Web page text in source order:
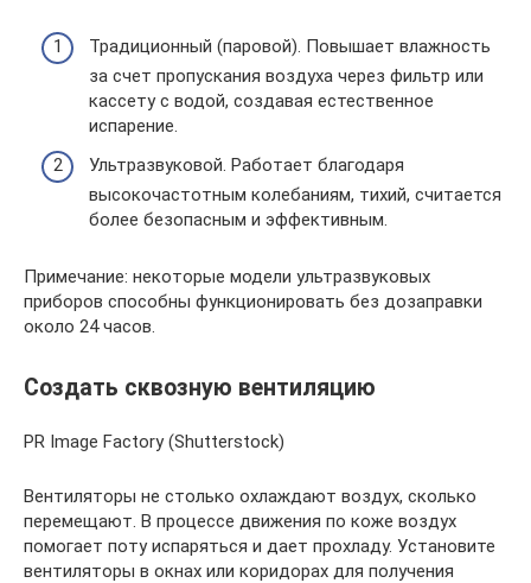
Традиционный (паровой). Повышает влажность
за счет пропускания воздуха через фильтр или
кассету с водой, создавая естественное
испарение.
Ультразвуковой. Работает благодаря
высокочастотным колебаниям, тихий, считается
более безопасным и эффективным.
Примечание: некоторые модели ультразвуковых
приборов способны функционировать без дозаправки
около 24 часов.
Создать сквозную вентиляцию
PR Image Factory (Shutterstock)
Вентиляторы не столько охлаждают воздух, сколько
перемещают. В процессе движения по коже воздух
помогает поту испаряться и дает прохладу. Установите
вентиляторы в окнах или коридорах для получения